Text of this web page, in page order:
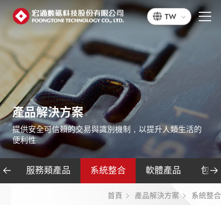
TW
產品解決方案
提供安全可信賴的交易與識別機制 ， 以提升人類生活的
便利性
服務類產品 系統整合 軟體產品 包
首頁 產品解決方案 系統整合